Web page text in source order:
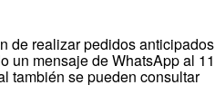
de realizar pedidos anticipados
un mensaje de WhatsApp al 11
también se pueden consultar